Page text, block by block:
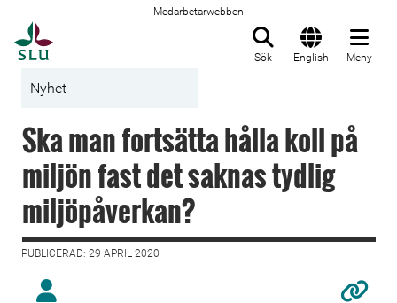
Medarbetarwebben
Sök English Meny
Nyhet
Ska man fortsätta hålla koll på
miljön fast det saknas tydlig
miljöpåverkan?
PUBLICERAD: 29 APRIL 2020